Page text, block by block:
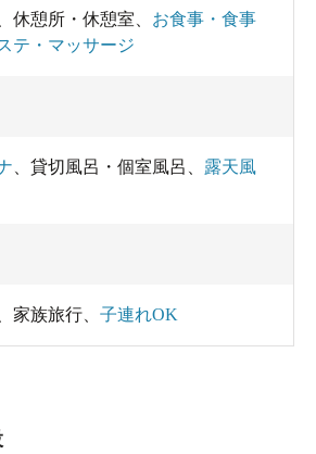
休憩所・休憩室
お食事・食事
テ・マッサージ
貸切風呂・個室風呂
露天風
家族旅行 子連れOK